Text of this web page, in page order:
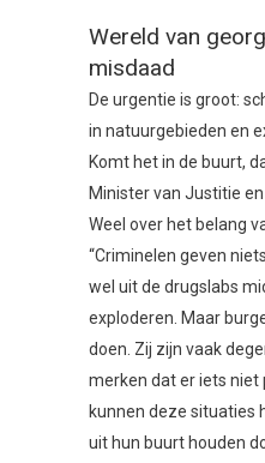
Wereld van
misdaad
De urgentie is groot:
in natuurgebieden en
Komt het in de buurt,
Minister van Justitie
Weel over het belang
“Criminelen geven
wel uit de drugslabs
exploderen. Maar
doen. Zij zijn vaak
merken dat er iets niet
kunnen deze situaties
uit hun buurt houden